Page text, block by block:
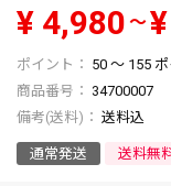
¥ 4,980 〜¥
50 〜 155
商品番号
34700007
送料込
通常発送 送料無